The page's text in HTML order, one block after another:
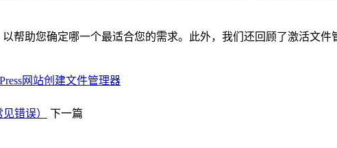
帮助您确定哪一个最适合您的需求。此外，我们还回顾了激活文
网站创建文件管理器
错误）
下一篇